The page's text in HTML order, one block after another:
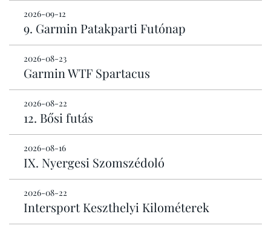
2026-09-12
9. Garmin Patakparti Futónap
2026-08-23
Garmin WTF Spartacus
2026-08-22
12. Bősi futás
2026-08-16
IX. Nyergesi Szomszédoló
2026-08-22
Intersport Keszthelyi Kilométerek